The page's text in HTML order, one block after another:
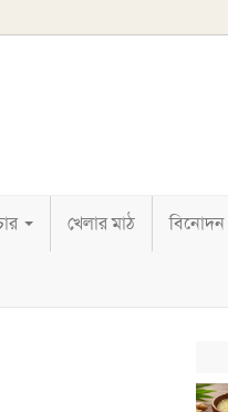
খেলার মাঠ বিনোদন